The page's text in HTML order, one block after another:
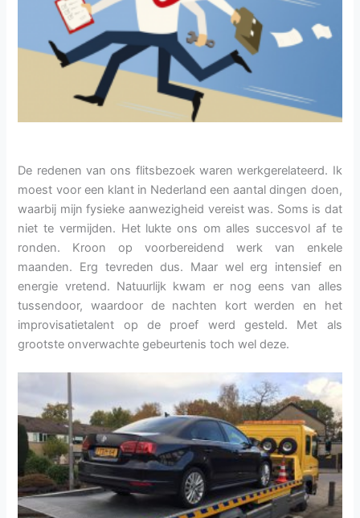
De redenen van ons flitsbezoek waren werkgerelateerd. Ik
moest voor een klant in Nederland een aantal dingen doen,
waarbij mijn fysieke aanwezigheid vereist was. Soms is dat
niet te vermijden. Het lukte ons om alles succesvol af te
ronden. Kroon op voorbereidend werk van enkele
maanden. Erg tevreden dus. Maar wel erg intensief en
energie vretend. Natuurlijk kwam er nog eens van alles
tussendoor, waardoor de nachten kort werden en het
improvisatietalent op de proef werd gesteld. Met als
grootste onverwachte gebeurtenis toch wel deze.